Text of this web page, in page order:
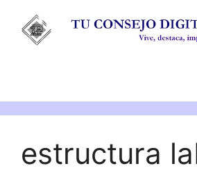
contenido
estructura